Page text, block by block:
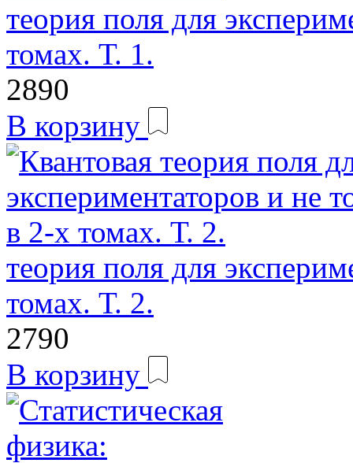
теория поля для
томах. Т. 1.
2890
В корзину
теория поля для
томах. Т. 2.
2790
В корзину